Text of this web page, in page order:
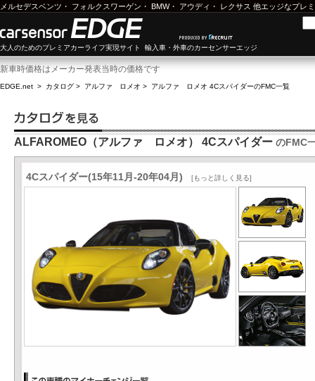
メルセデスベンツ ・ フォルクスワーゲン ・ BMW・ アウディ ・ レクサス 他エッジなプレ
大人のためのプレミアカーライフ実現サイト 輸入車・外車のカーセンサーエッジ
新車時価格はメーカー発表当時の価格です
EDGE.net > カタログ > アルファ ロメオ > アルファ ロメオ 4CスパイダーのFMC一覧
ALFAROMEO（アルファ ロメオ） 4Cスパイダー のFMC
4Cスパイダー(15年11月-20年04月) [もっと詳しく見る]